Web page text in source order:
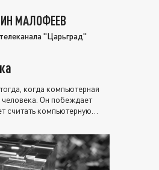
МАЛОФЕЕВ
"Царьград"
когда компьютерная
Он побеждает
считать компьютерную